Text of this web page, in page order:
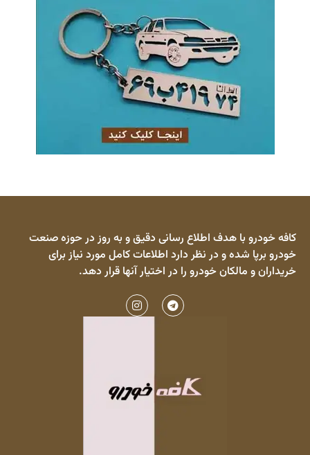
کافه خودرو با هدف اطلاع رسانی دقیق و به روز در حوزه صنعت
خودرو برپا شده و در نظر دارد اطلاعات کامل مورد نیاز برای
خریداران و مالکان خودرو را در اختیار آنها قرار دهد.